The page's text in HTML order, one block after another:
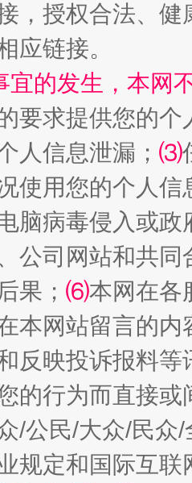
判无期 从幼
等你上场
，授权合法、
应链接。
宜的发生，本网
要求提供您的个
人信息泄漏； ⑶
使用您的个人
脑病毒侵入或
公司网站和共
果； ⑹本网在各
本网站留言的内
反映投诉报料
的行为而直接
/公民/大众/民
规定和国际互